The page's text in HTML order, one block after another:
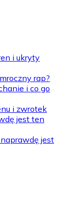
i ukryty
rap?
i co go
i zwrotek
jest ten
jest